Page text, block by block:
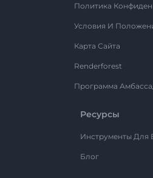
Политика
Условия И
Карта Сайта
Renderforest
Программа
Ресурсы
Инструменты Для
Блог